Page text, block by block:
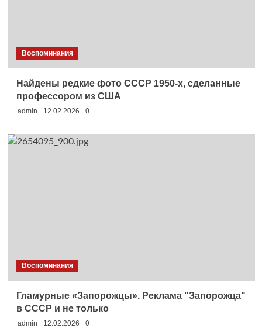
Воспоминания
Найдены редкие фото СССР 1950-х, сделанные
профессором из США
admin 12.02.2026 0
Воспоминания
Гламурные «Запорожцы». Реклама "Запорожца"
в СССР и не только
admin 12.02.2026 0